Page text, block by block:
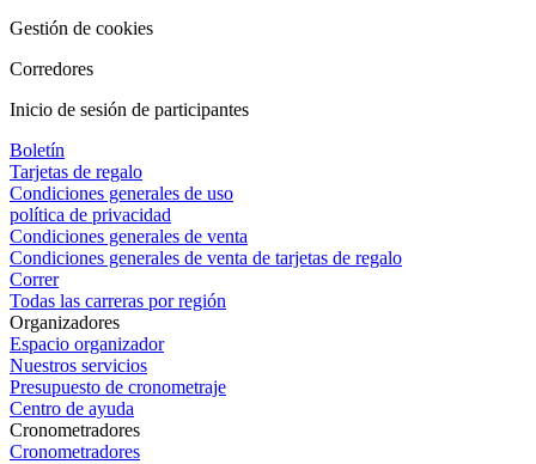
Gestión de cookies
Corredores
Inicio de sesión de participantes
Boletín
Tarjetas de regalo
Condiciones generales de uso
política de privacidad
Condiciones generales de venta
Condiciones generales de venta de tarjetas de regalo
Correr
Todas las carreras por región
Organizadores
Espacio organizador
Nuestros servicios
Presupuesto de cronometraje
Centro de ayuda
Cronometradores
Cronometradores